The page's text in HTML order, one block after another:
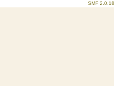
SMF 2.0.18